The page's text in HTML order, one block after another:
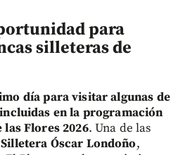
para
silleteras de
día para visitar algunas de
en la programación
Flores 2026. Una de las
Óscar Londoño,